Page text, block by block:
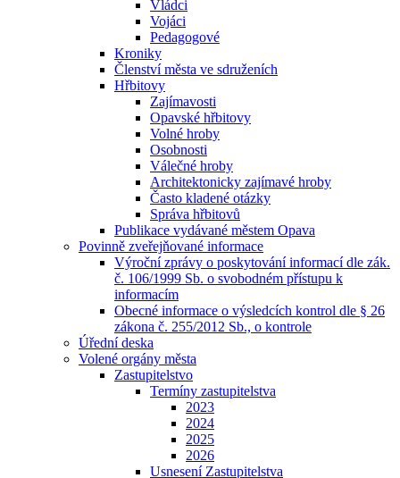
Vládci
Vojáci
Pedagogové
Kroniky
Členství města ve sdruženích
Hřbitovy
Zajímavosti
Opavské hřbitovy
Volné hroby
Osobnosti
Válečné hroby
Architektonicky zajímavé hroby
Často kladené otázky
Správa hřbitovů
Publikace vydávané městem Opava
Povinně zveřejňované informace
Výroční zprávy o poskytování informací dle zák.
č. 106/1999 Sb. o svobodném přístupu k
informacím
Obecné informace o výsledcích kontrol dle § 26
zákona č. 255/2012 Sb., o kontrole
Úřední deska
Volené orgány města
Zastupitelstvo
Termíny zastupitelstva
2023
2024
2025
2026
Usnesení Zastupitelstva